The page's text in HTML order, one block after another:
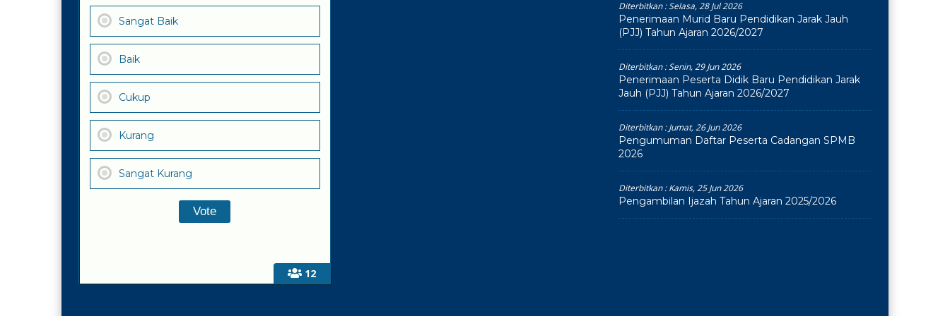
12
Sangat Baik
Baik
Cukup
Kurang
Sangat Kurang
Diterbitkan :Selasa, 28 Jul 2026
Penerimaan Murid Baru Pendidikan Jarak Jauh
(PJJ) Tahun Ajaran 2026/2027
Diterbitkan :Senin, 29 Jun 2026
Penerimaan Peserta Didik Baru Pendidikan Jarak
Jauh (PJJ) Tahun Ajaran 2026/2027
Diterbitkan :Jumat, 26 Jun 2026
Pengumuman Daftar Peserta Cadangan SPMB
2026
Diterbitkan :Kamis, 25 Jun 2026
Pengambilan Ijazah Tahun Ajaran 2025/2026